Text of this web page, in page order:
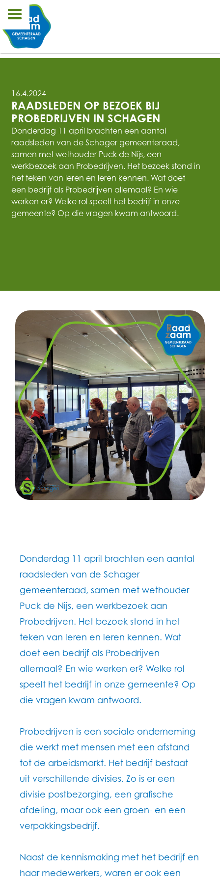
16.4.2024
RAADSLEDEN OP BEZOEK BIJ
PROBEDRIJVEN IN SCHAGEN
Donderdag 11 april brachten een aantal
raadsleden van de Schager gemeenteraad,
samen met wethouder Puck de Nijs, een
werkbezoek aan Probedrijven. Het bezoek stond in
het teken van leren en leren kennen. Wat doet
een bedrijf als Probedrijven allemaal? En wie
werken er? Welke rol speelt het bedrijf in onze
gemeente? Op die vragen kwam antwoord.
Donderdag 11 april brachten een aantal
raadsleden van de Schager
gemeenteraad, samen met wethouder
Puck de Nijs, een werkbezoek aan
Probedrijven. Het bezoek stond in het
teken van leren en leren kennen. Wat
doet een bedrijf als Probedrijven
allemaal? En wie werken er? Welke rol
speelt het bedrijf in onze gemeente? Op
die vragen kwam antwoord.
Probedrijven is een sociale onderneming
die werkt met mensen met een afstand
tot de arbeidsmarkt. Het bedrijf bestaat
uit verschillende divisies. Zo is er een
divisie postbezorging, een grafische
afdeling, maar ook een groen- en een
verpakkingsbedrijf.
Naast de kennismaking met het bedrijf en
haar medewerkers, waren er ook een